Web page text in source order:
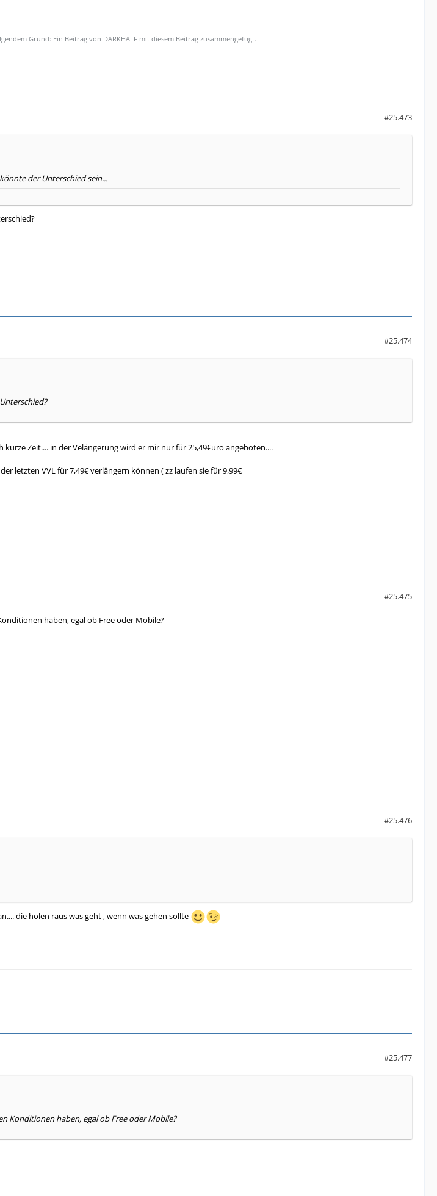
Grund: Ein Beitrag von DARKHALF mit diesem Beitrag zusammengefügt.
#25.473
der Unterschied sein...
#25.474
Zeit.... in der Velängerung wird er mir nur für 25,49€uro angeboten....
letzten VVL für 7,49€ verlängern können ( zz laufen sie für 9,99€
#25.475
haben, egal ob Free oder Mobile?
#25.476
die holen raus was geht , wenn was gehen sollte
#25.477
Konditionen haben, egal ob Free oder Mobile?